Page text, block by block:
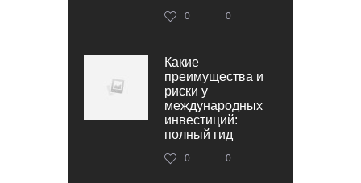
0 0
Какие
преимущества и
риски у
международных
инвестиций:
полный гид
0 0